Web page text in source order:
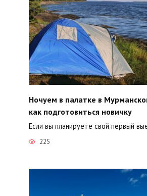
Ночуем в палатке в
как подготовиться новичку
Если вы планируете свой первый
225